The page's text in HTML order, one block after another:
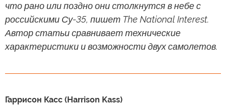
что рано или поздно они столкнутся в небе с
российскими Су-35, пишет The National Interest.
Автор статьи сравнивает технические
характеристики и возможности двух самолетов.
Гаррисон Касс (Harrison Kass)